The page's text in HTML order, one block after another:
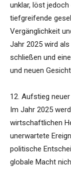
unklar, löst
tiefgreifende
Vergänglichkeit
Jahr 2025 wird
schließen und
und neuen
12. Aufstieg
Im Jahr 2025
wirtschaftlichen
unerwartete
politische
globale Macht